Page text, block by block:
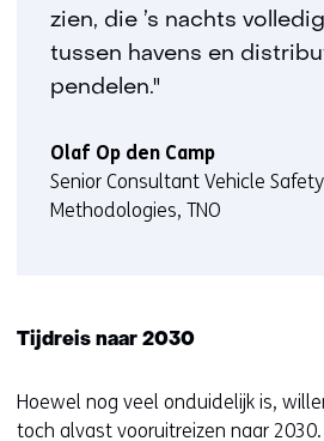
zien, die ’s nachts
tussen havens en
pendelen."
Olaf Op den Camp
Senior Consultant Vehicle
Methodologies, TNO
Tijdreis naar 2030
Hoewel nog veel onduidelijk is,
toch alvast vooruitreizen naar